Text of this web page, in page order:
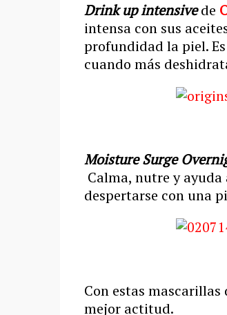
Drink up intensivede
intensa con sus
profundidad la piel.
cuando más
Moisture Surge
Calma, nutre y
despertarse con una
Con estas
mejor actitud.